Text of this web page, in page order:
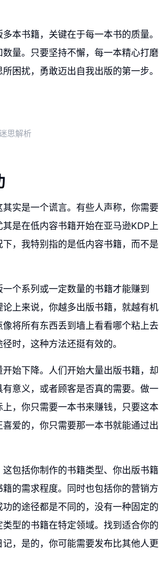
本书籍，关键在于每一本书的质量。
量。只要坚持不懈，每一本精心打磨
困扰，勇敢迈出自我出版的第一步。
思解析
实是一个谎言。有些人声称，你需要
是在低内容书籍开始在亚马逊KDP上
，我特别指的是低内容书籍，而不是
个系列或一定数量的书籍才能赚到
上来说，你越多出版书籍，就越有机
将所有东西丢到墙上看看哪个粘上去
时，这种方法还挺有效的。
始下降。人们开始大量出版书籍，却
意义，或者顾客是否真的需要。做一
，你只需要一本书来赚钱，只要这本
爱的，你只需要那一本书就能通过出
包括你制作的书籍类型、你出版书籍
的需求程度。同时也包括你的营销方
的途径都是不同的，没有一种固定的
型的书籍在特定领域。找到适合你的
，是的，你可能需要发布比其他人更